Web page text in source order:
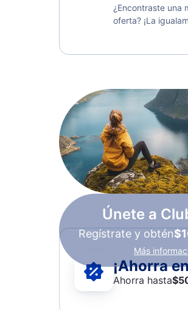
¿Encontraste una
oferta? ¡La
Únete a
Regístrate y obtén
Más
¡Ahorra
Ahorra hasta$